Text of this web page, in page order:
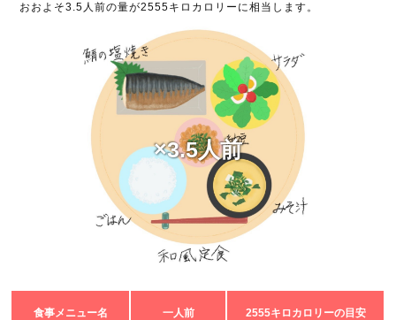
おおよそ3.5人前の量が2555キロカロリーに相当します。
×3.5人前
食事メニュー名 一人前 2555キロカロリーの目安